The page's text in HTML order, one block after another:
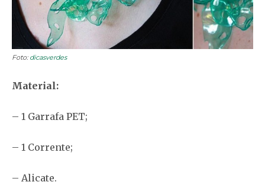
Foto: dicasverdes
Material:
– 1 Garrafa PET;
– 1 Corrente;
– Alicate.